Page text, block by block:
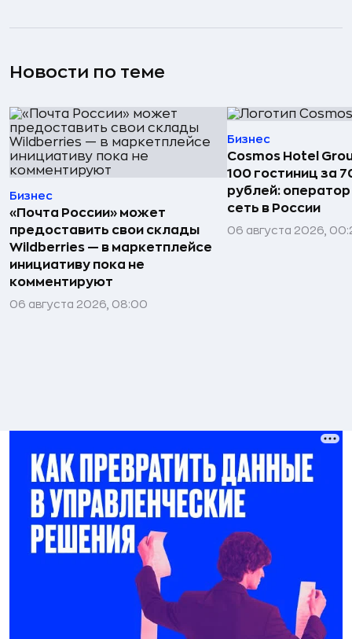
Новости по теме
Бизнес
«Почта России» может
предоставить свои склады
Wildberries — в маркетплейсе
инициативу пока не
комментируют
06 августа 2026, 08:00
Бизнес
Cosmos Hotel
100 гостиниц за
рублей:
сеть в России
06 августа 2026,